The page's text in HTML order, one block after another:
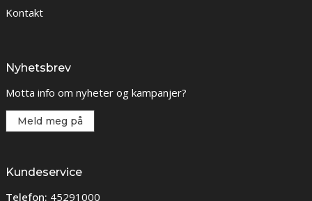
Kontakt
Nyhetsbrev
Motta info om nyheter og kampanjer?
Meld meg på
Kundeservice
Telefon: 45291000